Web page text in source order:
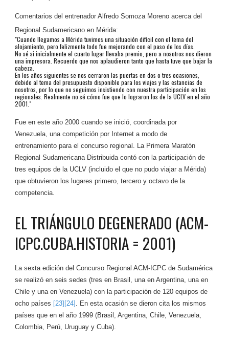
Comentarios del entrenador Alfredo Somoza Moreno acerca del
Regional Sudamericano en Mérida:
"Cuando llegamos a Mérida tuvimos una situación difícil con el tema del
alojamiento, pero felizmente todo fue mejorando con el paso de los días.
No sé si inicialmente el cuarto lugar llevaba premio, pero a nosotros nos dieron
una impresora. Recuerdo que nos aplaudieron tanto que hasta tuve que bajar la
cabeza.
En los años siguientes se nos cerraron las puertas en dos o tres ocasiones,
debido al tema del presupuesto disponible para los viajes y las estancias de
nosotros, por lo que no seguimos insistiendo con nuestra participación en los
regionales. Realmente no sé cómo fue que lo lograron los de la UCLV en el año
2001."
Fue en este año 2000 cuando se inició, coordinada por
Venezuela, una competición por Internet a modo de
entrenamiento para el concurso regional. La Primera Maratón
Regional Sudamericana Distribuida contó con la participación de
tres equipos de la UCLV (incluido el que no pudo viajar a Mérida)
que obtuvieron los lugares primero, tercero y octavo de la
competencia.
EL TRIÁNGULO DEGENERADO (ACM-
ICPC.CUBA.HISTORIA = 2001)
La sexta edición del Concurso Regional ACM-ICPC de Sudamérica
se realizó en seis sedes (tres en Brasil, una en Argentina, una en
Chile y una en Venezuela) con la participación de 120 equipos de
ocho países [23] [24]
. En esta ocasión se dieron cita los mismos
países que en el año 1999 (Brasil, Argentina, Chile, Venezuela,
Colombia, Perú, Uruguay y Cuba).